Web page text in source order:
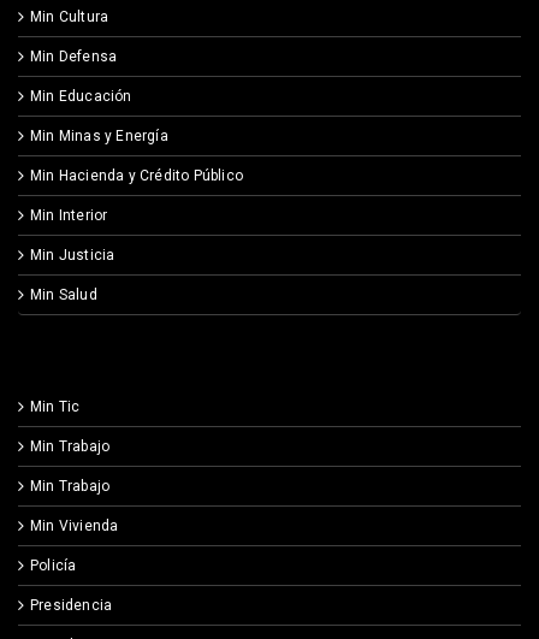
Min Cultura
Min Defensa
Min Educación
Min Minas y Energía
Min Hacienda y Crédito Público
Min Interior
Min Justicia
Min Salud
Min Tic
Min Trabajo
Min Trabajo
Min Vivienda
Policía
Presidencia